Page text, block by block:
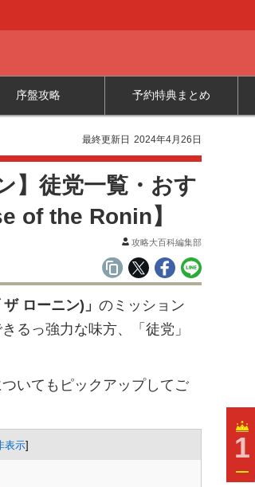
序盤攻略 予約特典まとめ
最終更新日 2024年4月26日
】徒党一覧・おす
of the Ronin】
攻略大百科編集部
ザ ローニン) 」 のミッション
るっ強力な味方、「徒党」
いてもピックアップしてご
表示]